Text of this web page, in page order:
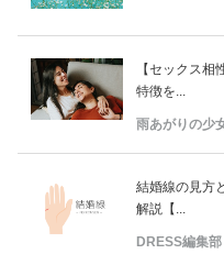
【セックス
特徴を...
雨あがりの少
結婚線の見方
解説【...
DRESS編集部